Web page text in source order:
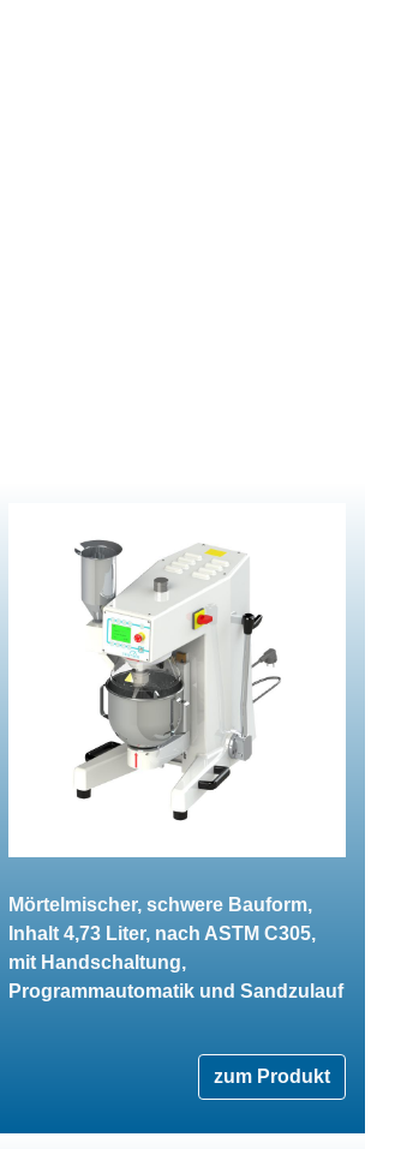
Mörtelmischer, schwere Bauform,
Inhalt 4,73 Liter, nach ASTM C305,
mit Handschaltung,
Programmautomatik und Sandzulauf
zum Produkt